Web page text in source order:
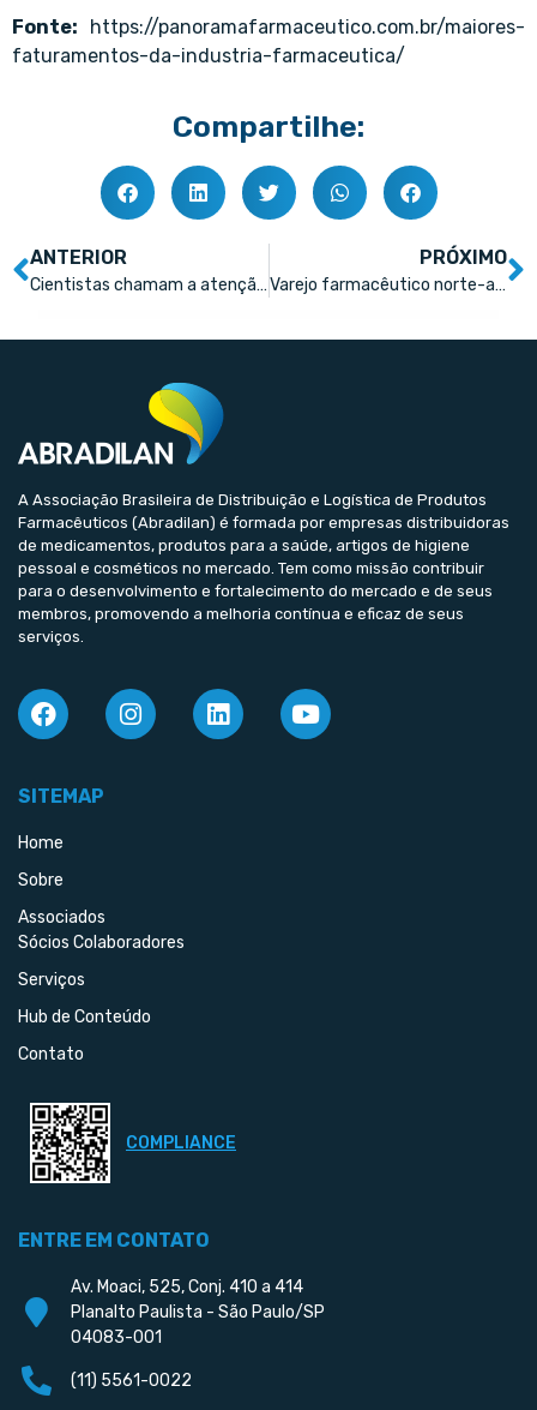
Fonte: https://panoramafarmaceutico.com.br/maiores-
faturamentos-da-industria-farmaceutica/
Compartilhe:
ANTERIOR
Cientistas chamam a atenção para doenças negligenciadas, que são ignoradas pela indústria farmacêutica
PRÓXIMO
Varejo farmacêutico norte-americano vive uma crise?
A Associação Brasileira de Distribuição e Logística de Produtos
Farmacêuticos (Abradilan) é formada por empresas distribuidoras
de medicamentos, produtos para a saúde, artigos de higiene
pessoal e cosméticos no mercado. Tem como missão contribuir
para o desenvolvimento e fortalecimento do mercado e de seus
membros, promovendo a melhoria contínua e eficaz de seus
serviços.
SITEMAP
Home
Sobre
Associados
Sócios Colaboradores
Serviços
Hub de Conteúdo
Contato
COMPLIANCE
ENTRE EM CONTATO
Av. Moaci, 525, Conj. 410 a 414
Planalto Paulista - São Paulo/SP
04083-001
(11) 5561-0022